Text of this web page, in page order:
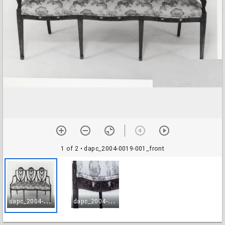
1 of 2 • dapc_2004-0019-001_front
d
apc_2004-0019-001_front d
apc_2004-0019-002_detail